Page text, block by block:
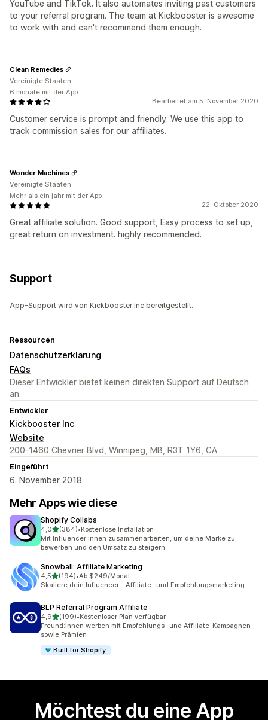
YouTube and TikTok. It also automates inviting past customers
to your referral program. The team at Kickbooster is awesome
to work with and can't recommend them enough.
Bearbeitet am 5. November 2020
Customer service is prompt and friendly. We use this app to
track commission sales for our affiliates.
Clean Remedies
Vereinigte Staaten
6 monate mit der App
22. Oktober 2020
Great affiliate solution. Good support, Easy process to set up,
great return on investment. highly recommended.
Wonder Machines
Vereinigte Staaten
Mehr als ein jahr mit der App
Support
App-Support wird von Kickbooster Inc bereitgestellt.
Ressourcen
Datenschutzerklärung
FAQs
Dieser Entwickler bietet keinen direkten Support auf Deutsch
an.
Entwickler
Kickbooster Inc
Website
200-1460 Chevrier Blvd, Winnipeg, MB, R3T 1Y6, CA
Eingeführt
6. November 2018
Mehr Apps wie diese
Shopify Collabs
4,0von 5 Sternen
(384)
384 Rezensionen insgesamt
•Kostenlose Installation
Mit Influencer:innen zusammenarbeiten, um deine Marke zu
bewerben und den Umsatz zu steigern
Snowball: Affiliate Marketing
4,5von 5 Sternen
(194)
194 Rezensionen insgesamt
•Ab $249/Monat
Skaliere dein Influencer-, Affiliate- und Empfehlungsmarketing
BLP Referral Program Affiliate
4,9von 5 Sternen
(199)
199 Rezensionen insgesamt
•Kostenloser Plan verfügbar
Freund:innen werben mit Empfehlungs- und Affiliate-Kampagnen
sowie Prämien
Built for Shopify
Möchtest du eine App